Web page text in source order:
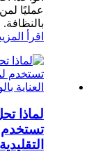
عمليًا
اقرأ
لماذا